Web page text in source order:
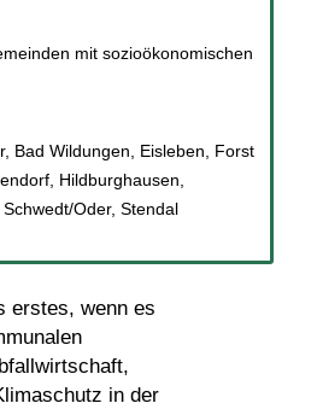
erstes, wenn es
in der
mit sozioökonomischen
, Bad Wildungen Eisleben
Forst
, Hildburghausen
Schwedt/Oder, Stendal